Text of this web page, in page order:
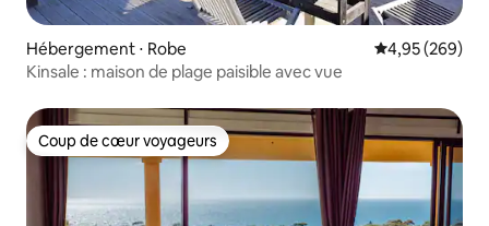
Hébergement ⋅ Robe Évaluation
4,95 (269)
Kinsale : maison de plage paisible avec vue
Coup de cœur voyageurs
Coup de cœur voyageurs